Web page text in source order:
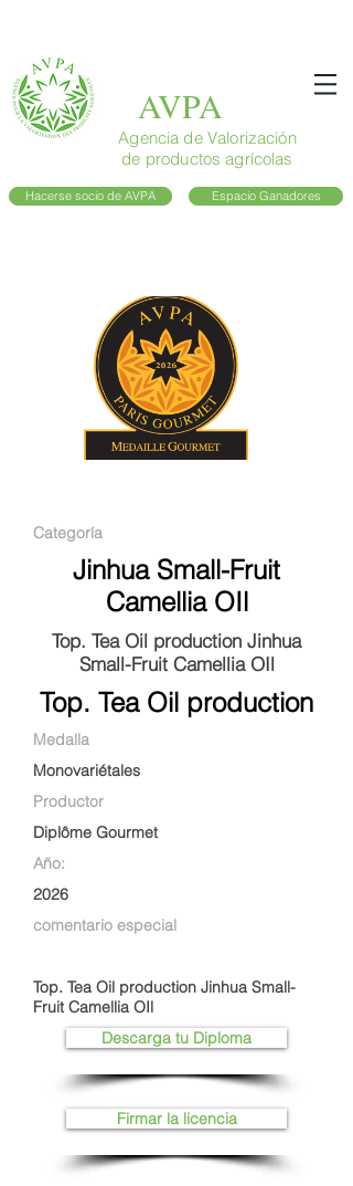
AVPA
Agencia de Valorización
de productos agrícolas
Hacerse socio de AVPA Espacio Ganadores
Categoría
Jinhua Small-Fruit
Camellia OIl
Top. Tea Oil production Jinhua
Small-Fruit Camellia OIl
Top. Tea Oil production
Medalla
Monovariétales
Productor
Diplôme Gourmet
Año:
2026
comentario especial
Top. Tea Oil production Jinhua Small-
Fruit Camellia OIl
Descarga tu Diploma
Firmar la licencia